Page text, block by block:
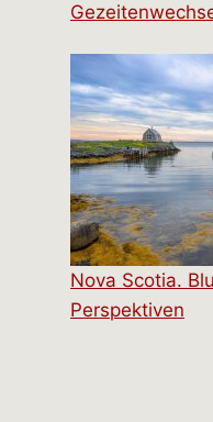
Nova Scotia.
Perspektiven